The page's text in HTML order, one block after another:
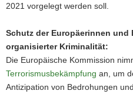
2021 vorgelegt werden soll.
Schutz der Europäerinnen und
organisierter Kriminalität:
Die Europäische Kommission
Terrorismusbekämpfung an, um
Antizipation von Bedrohungen